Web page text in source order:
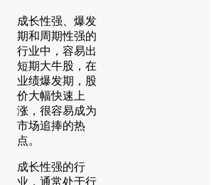
成长性强、爆发
期和周期性强的
行业中，容易出
短期大牛股，在
业绩爆发期，股
价大幅快速上
涨，很容易成为
市场追捧的热
点。
成长性强的行
业，通常处于行